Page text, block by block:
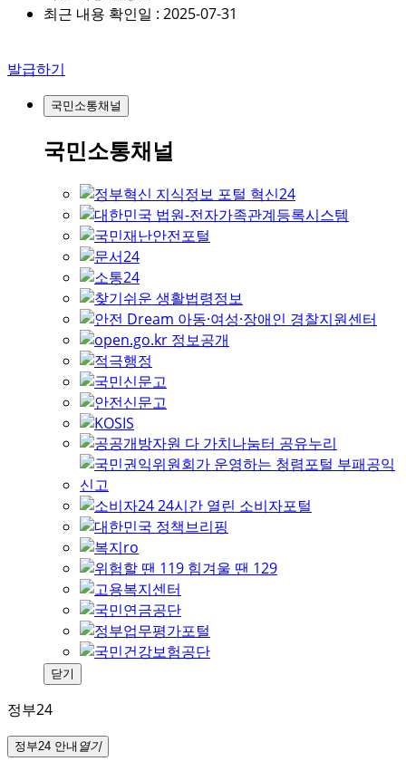
최근 내용 확인일 : 2025-07-31
발급하기
국민소통채널
국민소통채널
닫기
정부24
정부24 안내 열기